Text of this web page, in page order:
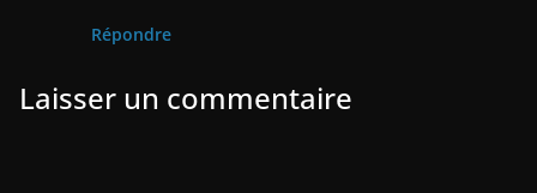
Répondre
Laisser un commentaire